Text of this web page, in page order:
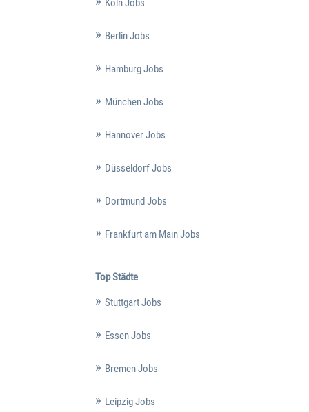
Köln Jobs
Berlin Jobs
Hamburg Jobs
München Jobs
Hannover Jobs
Düsseldorf Jobs
Dortmund Jobs
Frankfurt am Main Jobs
Top Städte
Stuttgart Jobs
Essen Jobs
Bremen Jobs
Leipzig Jobs